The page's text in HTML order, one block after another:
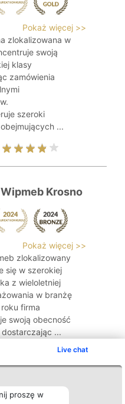
Live chat
proszę w
Pokaż więcej >>
zlokalizowana w
swoją
klasy
zamówienia
szeroki
...
Krosno
Pokaż więcej >>
zlokalizowany
się w szerokiej
z wieloletniej
w branżę
firma
swoją obecność
...
Kontakt